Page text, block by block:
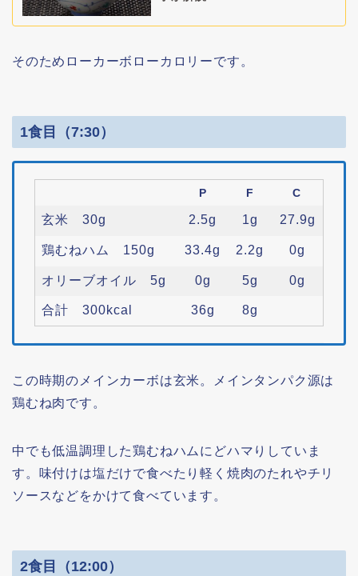
そのためローカーボローカロリーです。
1食目（7:30）
P F C
玄米 30g 2.5g 1g 27.9g
鶏むねハム 150g 33.4g 2.2g 0g
オリーブオイル 5g 0g 5g 0g
合計 300kcal 36g 8g
この時期のメインカーボは玄米。メインタンパク源は
鶏むね肉です。
中でも低温調理した鶏むねハムにどハマりしていま
す。味付けは塩だけで食べたり軽く焼肉のたれやチリ
ソースなどをかけて食べています。
2食目（12:00）